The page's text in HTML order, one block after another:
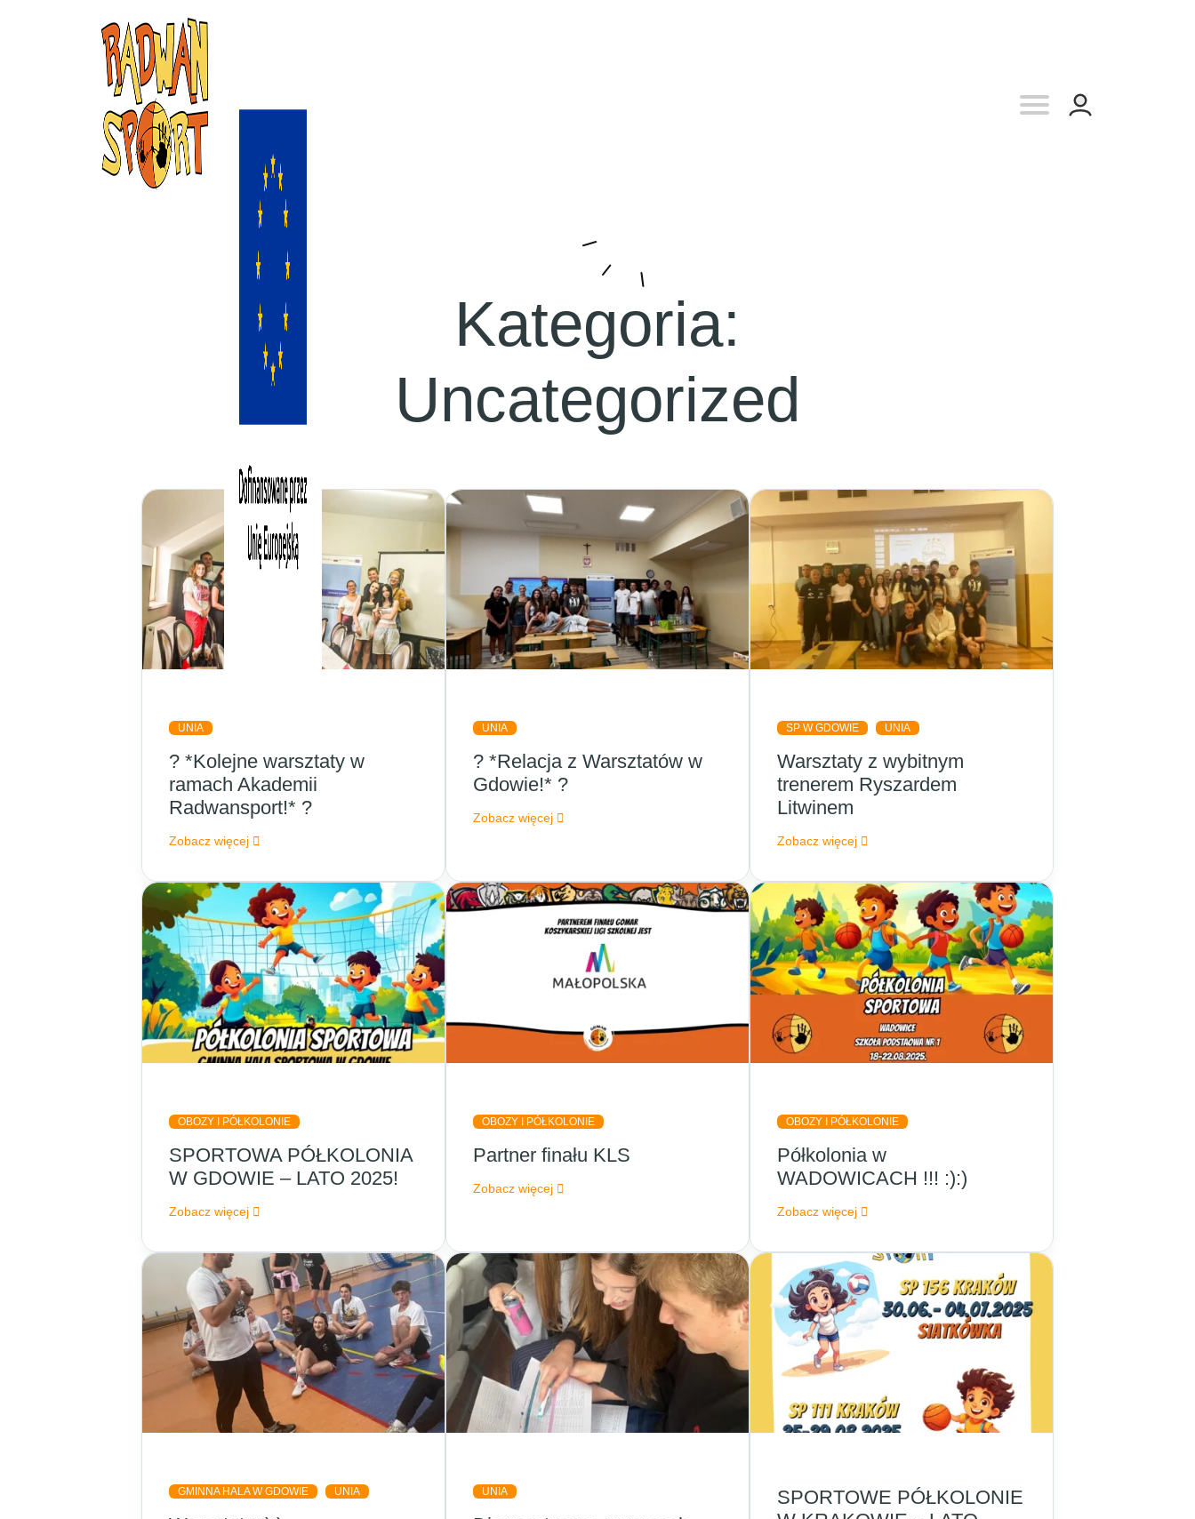
Kategoria:
Uncategorized
UNIA
? *Kolejne warsztaty w
ramach Akademii
Radwansport!* ?
Zobacz więcej
UNIA
? *Relacja z Warsztatów w
Gdowie!* ?
Zobacz więcej
SP W GDOWIE UNIA
Warsztaty z wybitnym
trenerem Ryszardem
Litwinem
Zobacz więcej
OBOZY I PÓŁKOLONIE
SPORTOWA PÓŁKOLONIA
W GDOWIE – LATO 2025!
Zobacz więcej
OBOZY I PÓŁKOLONIE
Partner finału KLS
Zobacz więcej
OBOZY I PÓŁKOLONIE
Półkolonia w
WADOWICACH !!! :):)
Zobacz więcej
GMINNA HALA W GDOWIE UNIA UNIA
SPORTOWE PÓŁKOLONIE